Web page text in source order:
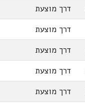
דרך מוצעת
דרך מוצעת
דרך מוצעת
דרך מוצעת
דרך מוצעת